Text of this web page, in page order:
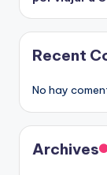
Recent
No hay
Archives